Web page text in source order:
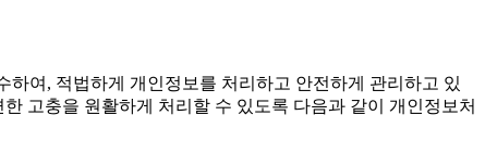
여, 적법하게 개인정보를 처리하고 안전하게 관리하고 있
고충을 원활하게 처리할 수 있도록 다음과 같이 개인정보처